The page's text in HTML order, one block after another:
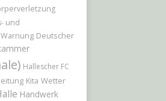
und
Warnung Deutscher
Hallescher FC
Kita Wetter
Handwerk